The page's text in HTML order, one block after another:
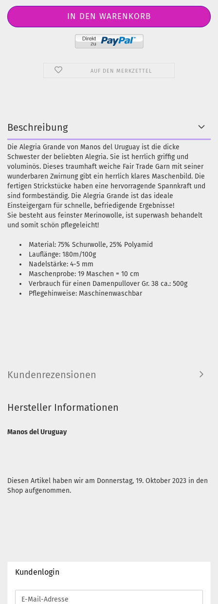
AUF DEN MERKZETTEL
Beschreibung
Die Alegria Grande von Manos del Uruguay ist die dicke
Schwester der beliebten Alegria. Sie ist herrlich griffig und
voluminös. Dieses traumhaft weiche Fair Trade Garn mit seiner
wunderbaren Zwirnung gibt ein herrlich klares Maschenbild. Die
fertigen Strickstücke haben eine hervorragende Spannkraft und
sind formbeständig. Die Alegria Grande ist das ideale
Einsteigergarn für schnelle, befriedigende Ergebnisse!
Sie besteht aus feinster Merinowolle, ist superwash behandelt
und somit schön pflegeleicht!
Material: 75% Schurwolle, 25% Polyamid
Lauflänge: 180m/100g
Nadelstärke: 4-5 mm
Maschenprobe: 19 Maschen = 10 cm
Verbrauch für einen Damenpullover Gr. 38 ca.: 500g
Pflegehinweise: Maschinenwaschbar
Kundenrezensionen
Hersteller Informationen
Manos del Uruguay
Diesen Artikel haben wir am Donnerstag, 19. Oktober 2023 in den
Shop aufgenommen.
Kundenlogin
E-